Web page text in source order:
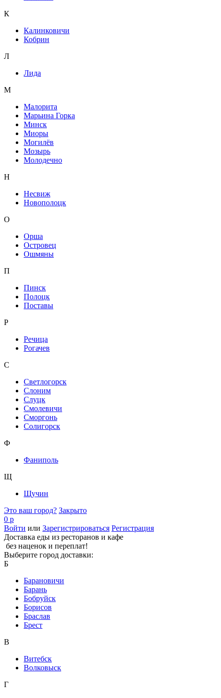
К
Калинковичи
Кобрин
Л
Лида
М
Малорита
Марьина Горка
Минск
Миоры
Могилёв
Мозырь
Молодечно
Н
Несвиж
Новополоцк
О
Орша
Островец
Ошмяны
П
Пинск
Полоцк
Поставы
Р
Речица
Рогачев
С
Светлогорск
Слоним
Слуцк
Смолевичи
Сморгонь
Солигорск
Ф
Фаниполь
Щ
Щучин
Это ваш город? Закрыто
0 р
Войти или Зарегистрироваться Регистрация
Доставка еды из ресторанов и кафе
без наценок и переплат!
Выберите город доставки:
Б
Барановичи
Барань
Бобруйск
Борисов
Браслав
Брест
В
Витебск
Волковыск
Г